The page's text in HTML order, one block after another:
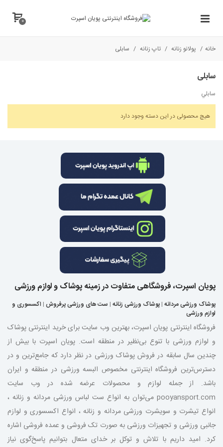
0
خانه / پولانو زنانه / تاپ زنانه / سابلی
سابلی
سابلي
هیچ محصولی در این دسته وجود دارد
پویان اسپرت، فروشگاهی متفاوت در زمینه پوشاک و لوازم ورزشی
پوشاک ورزشی مردانه | پوشاک ورزشی زنانه | ست های ورزشی پرفروش | اکسسوری و
لوازم ورزشی
فروشگاه اینترنتی پویان اسپرت، بهترین وب سایت برای خرید اینترنتی پوشاک
و لوازم ورزشی با تنوع بی‌نظیر در منطقه است. پویان اسپرت با بیش از
چندین سال سابقه در فروش پوشاک ورزشی در نظر دارد که جامع‌ترین و در
دسترس‌ترین فروشگاه اینترنتی مخصوص البسه ورزشی در منطقه و ایران
باشد. از جمله لوازم و محصولات عرضه شده در وب سایت
pooyansport.com می‌توان به انواع ست لباس ورزشی مردانه و زنانه ،
انواع تیشرت و سویشرت ورزشی مردانه و زنانه ، انواع اکسسوری و لوازم
جانبی ورزشی و تجهیزات ورزشی به صورت تک فروشی و عمده فروشی اشاره
کرد. امید داریم با تلاش و توکل بر خدای متعال بتوانیم پاسخ‌گوی نیاز